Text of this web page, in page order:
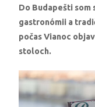
Do Budapešti som
gastronómii a
počas Vianoc
stoloch.